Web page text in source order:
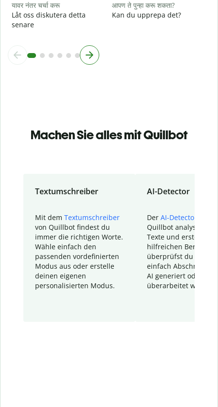
यावर नंतर चर्चा करू
Låt oss diskutera detta
senare
आपण ते पुन्हा करू शकता?
Kan du upprepa det?
Machen Sie alles mit Quillbot
Textumschreiber
Mit dem Textumschreiber
von Quillbot findest du
immer die richtigen Worte.
Wähle einfach den
passenden vordefinierten
Modus aus oder erstelle
deinen eigenen
personalisierten Modus.
AI-Detector
Der AI-Detector
Quillbot analysiert
Texte und erstellt
hilfreichen Bericht.
überprüfst du
einfach Abschnitte,
AI generiert oder
überarbeitet wurden.